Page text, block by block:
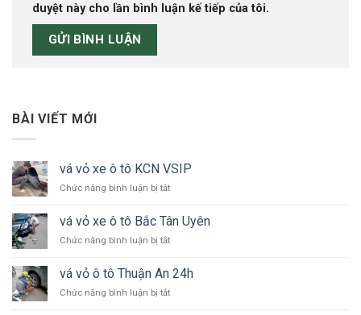
duyệt này cho lần bình luận kế tiếp của tôi.
BÀI VIẾT MỚI
vá vỏ xe ô tô KCN VSIP
Chức năng bình luận bị tắtở
vỏ
xe
ô
KCN
vá vỏ xe ô tô Bắc Tân Uyên
Chức năng bình luận bị tắtở
vỏ
xe
ô
vá vỏ ô tô Thuận An 24h
Chức năng bình luận bị tắtở